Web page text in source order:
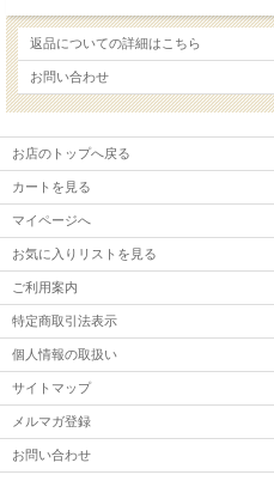
返品についての詳細はこちら
お問い合わせ
お店のトップへ戻る
カートを見る
マイページへ
お気に入りリストを見る
ご利用案内
特定商取引法表示
個人情報の取扱い
サイトマップ
メルマガ登録
お問い合わせ